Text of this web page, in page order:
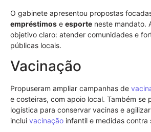
O gabinete apresentou propostas
empréstimos e esporte neste mandato.
objetivo claro: atender comunidades e
públicas locais.
Vacinação
Propuseram ampliar campanhas de
e costeiras, com apoio local. Também se
logística para conservar vacinas e
inclui vacinação infantil e medidas contra